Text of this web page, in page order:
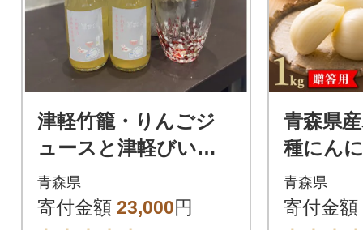
津軽竹籠・りんごジ
ュースと津軽びいど
ろタンブラーのセッ
ト
青森県
寄付金額 23,000円
青森県
種にん
小玉 (贈
青森県
寄付金額